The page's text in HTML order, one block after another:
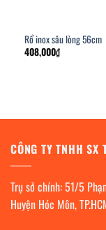
Rổ inox sâu lòng 56cm
408,000₫
CÔNG TY TNHH
Trụ sở chính: 51/5
Huyện Hóc Môn,